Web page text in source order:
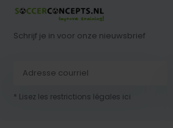
Schrijf je in voor onze nieuwsbrief
* Lisez les restrictions légales ici